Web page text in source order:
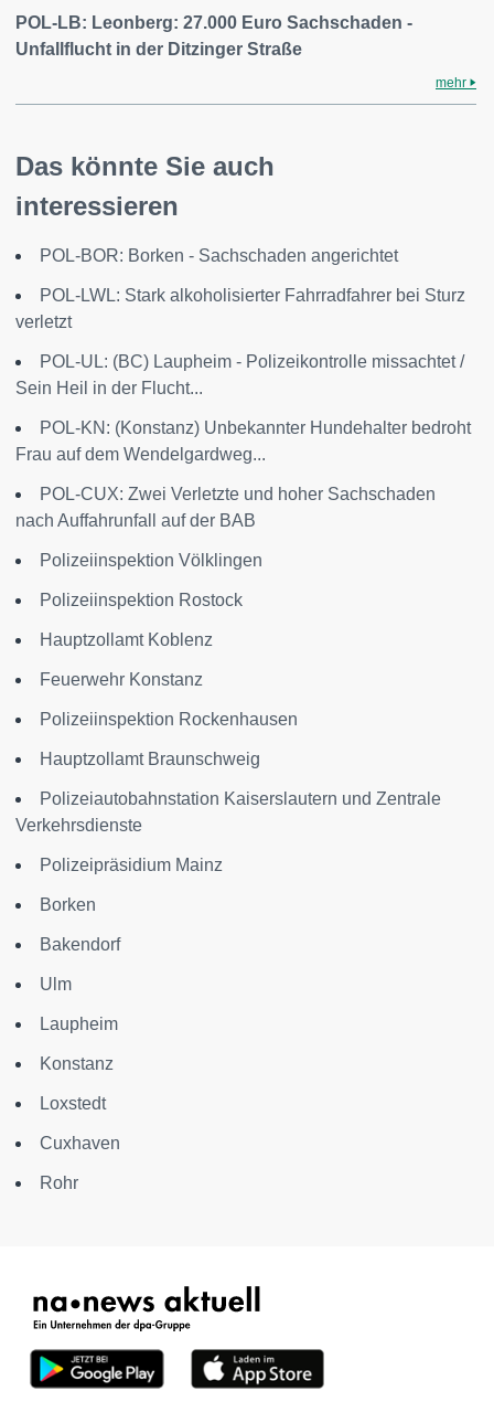
POL-LB: Leonberg: 27.000 Euro Sachschaden -
Unfallflucht in der Ditzinger Straße
mehr
Das könnte Sie auch
interessieren
POL-BOR: Borken - Sachschaden angerichtet
POL-LWL: Stark alkoholisierter Fahrradfahrer bei Sturz
verletzt
POL-UL: (BC) Laupheim - Polizeikontrolle missachtet /
Sein Heil in der Flucht...
POL-KN: (Konstanz) Unbekannter Hundehalter bedroht
Frau auf dem Wendelgardweg...
POL-CUX: Zwei Verletzte und hoher Sachschaden
nach Auffahrunfall auf der BAB
Polizeiinspektion Völklingen
Polizeiinspektion Rostock
Hauptzollamt Koblenz
Feuerwehr Konstanz
Polizeiinspektion Rockenhausen
Hauptzollamt Braunschweig
Polizeiautobahnstation Kaiserslautern und Zentrale
Verkehrsdienste
Polizeipräsidium Mainz
Borken
Bakendorf
Ulm
Laupheim
Konstanz
Loxstedt
Cuxhaven
Rohr